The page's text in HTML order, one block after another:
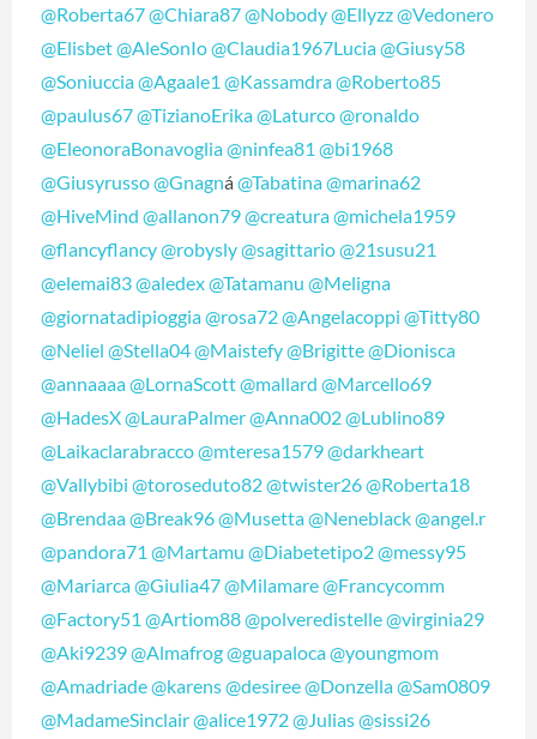
@Roberta67@Chiara87@Nobody@Ellyzz@Vedonero
@Elisbet@AleSonIo@Claudia1967Lucia@Giusy58
@Soniuccia@Agaale1 @Kassamdra@Roberto85
@paulus67@TizianoErika@Laturco@ronaldo
@EleonoraBonavoglia@ninfea81 @bi1968
@Giusyrusso@Gnagná @Tabatina@marina62
@HiveMind @allanon79@creatura@michela1959
@flancyflancy@robysly@sagittario@21susu21
@elemai83@aledex@Tatamanu @Meligna
@giornatadipioggia@rosa72@Angelacoppi @Titty80
@Neliel @Stella04@Maistefy@Brigitte@Dionisca
@annaaaa@LornaScott@mallard @Marcello69
@HadesX@LauraPalmer@Anna002@Lublino89
@Laikaclarabracco@mteresa1579@darkheart
@Vallybibi @toroseduto82@twister26@Roberta18
@Brendaa@Break96@Musetta@Neneblack@angel.r
@pandora71 @Martamu @Diabetetipo2@messy95
@Mariarca@Giulia47@Milamare@Francycomm
@Factory51 @Artiom88@polveredistelle@virginia29
@Aki9239@Almafrog@guapaloca@youngmom
@Amadriade@karens@desiree@Donzella@Sam0809
@MadameSinclair@alice1972@Julias@sissi26